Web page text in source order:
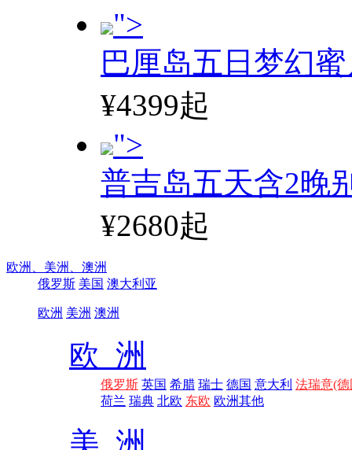
">
巴厘岛五日梦幻
¥4399起
">
普吉岛五天含2晚
¥2680起
欧洲、 美洲、 澳洲
俄罗斯 美国 澳大利亚
欧洲 美洲 澳洲
欧 洲
俄罗斯 英国 希腊 瑞士 德国 意大利 法瑞意(德
荷兰 瑞典 北欧 东欧 欧洲其他